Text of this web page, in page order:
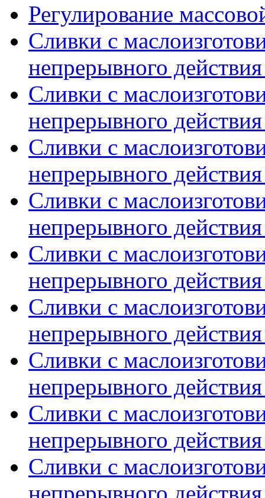
Регулирование
Сливки с
непрерывного
Сливки с
непрерывного
Сливки с
непрерывного
Сливки с
непрерывного
Сливки с
непрерывного
Сливки с
непрерывного
Сливки с
непрерывного
Сливки с
непрерывного
Сливки с
непрерывного